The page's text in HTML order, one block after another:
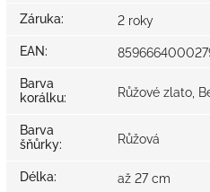
Záruka: 2 roky
EAN:
Barva
korálku: Růžové zlato,
Barva
šňůrky: Růžová
Délka: až 27 cm